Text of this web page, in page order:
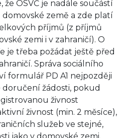
OSVČ je nadále součástí
země a zde platí
příjmů (z příjmů
zemi i v zahraničí). O
je třeba požádat ještě před
Správa sociálního
formulář PD A1 nejpozději
žádosti, pokud
živnost
živnost (min. 2 měsíce),
služeb ve stejné,